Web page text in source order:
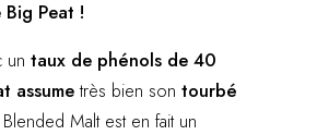
Big Peat !
un taux de phénols de 40
assumetrès bien son tourbé
Malt est en fait un